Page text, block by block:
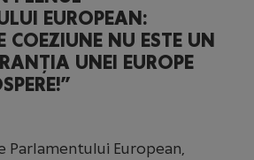
EUROPEAN:
COEZIUNE NU ESTE UN
UNEI EUROPE
Parlamentului European,